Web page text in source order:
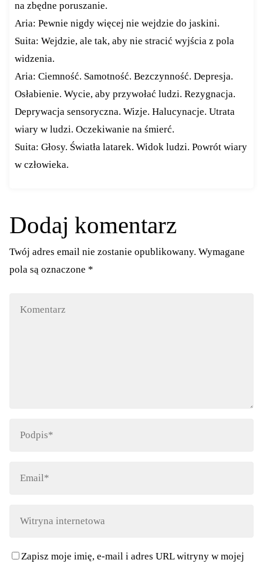
na zbędne poruszanie.
Aria: Pewnie nigdy więcej nie wejdzie do jaskini.
Suita: Wejdzie, ale tak, aby nie stracić wyjścia z pola
widzenia.
Aria: Ciemność. Samotność. Bezczynność. Depresja.
Osłabienie. Wycie, aby przywołać ludzi. Rezygnacja.
Deprywacja sensoryczna. Wizje. Halucynacje. Utrata
wiary w ludzi. Oczekiwanie na śmierć.
Suita: Głosy. Światła latarek. Widok ludzi. Powrót wiary
w człowieka.
Dodaj komentarz
Twój adres email nie zostanie opublikowany. Wymagane
pola są oznaczone *
Zapisz moje imię, e-mail i adres URL witryny w mojej